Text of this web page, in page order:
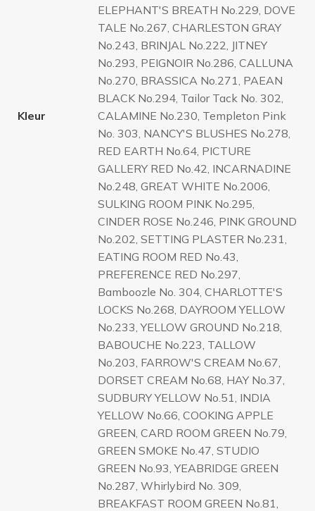
Kleur
ELEPHANT'S BREATH No.229, DOVE
TALE No.267, CHARLESTON GRAY
No.243, BRINJAL No.222, JITNEY
No.293, PEIGNOIR No.286, CALLUNA
No.270, BRASSICA No.271, PAEAN
BLACK No.294, Tailor Tack No. 302,
CALAMINE No.230, Templeton Pink
No. 303, NANCY'S BLUSHES No.278,
RED EARTH No.64, PICTURE
GALLERY RED No.42, INCARNADINE
No.248, GREAT WHITE No.2006,
SULKING ROOM PINK No.295,
CINDER ROSE No.246, PINK GROUND
No.202, SETTING PLASTER No.231,
EATING ROOM RED No.43,
PREFERENCE RED No.297,
Bamboozle No. 304, CHARLOTTE'S
LOCKS No.268, DAYROOM YELLOW
No.233, YELLOW GROUND No.218,
BABOUCHE No.223, TALLOW
No.203, FARROW'S CREAM No.67,
DORSET CREAM No.68, HAY No.37,
SUDBURY YELLOW No.51, INDIA
YELLOW No.66, COOKING APPLE
GREEN, CARD ROOM GREEN No.79,
GREEN SMOKE No.47, STUDIO
GREEN No.93, YEABRIDGE GREEN
No.287, Whirlybird No. 309,
BREAKFAST ROOM GREEN No.81,